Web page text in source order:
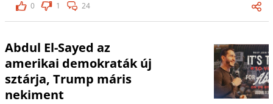
0
1 24
Abdul El-Sayed az
amerikai demokraták új
sztárja, Trump máris
nekiment